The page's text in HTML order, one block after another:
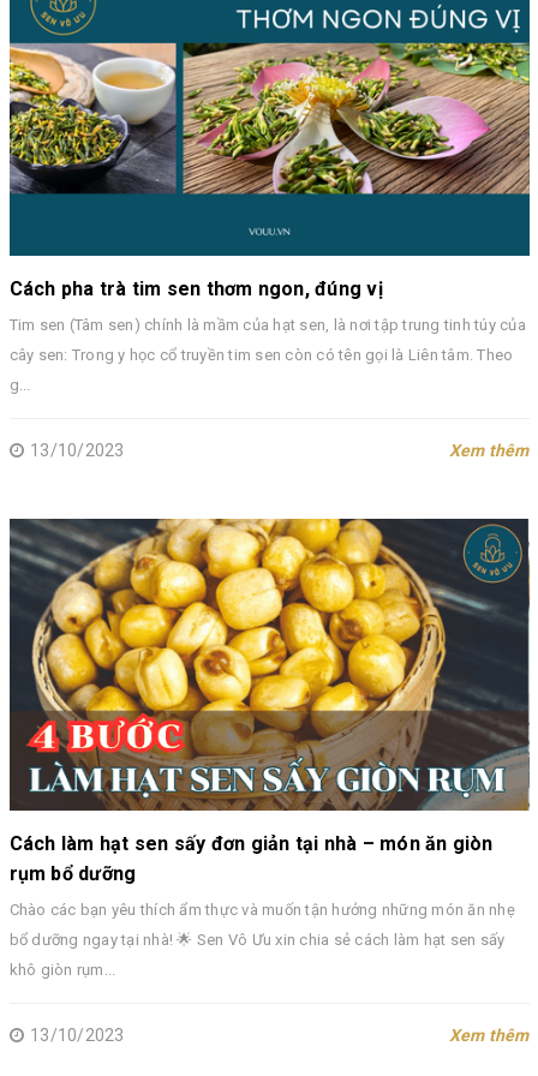
Cách pha trà tim sen thơm ngon, đúng vị
Tim sen (Tâm sen) chính là mầm của hạt sen, là nơi tập trung tinh túy của
cây sen: Trong y học cổ truyền tim sen còn có tên gọi là Liên tâm. Theo
g...
13/10/2023 Xem thêm
Cách làm hạt sen sấy đơn giản tại nhà – món ăn giòn
rụm bổ dưỡng
Chào các bạn yêu thích ẩm thực và muốn tận hưởng những món ăn nhẹ
bổ dưỡng ngay tại nhà! 🌟 Sen Vô Ưu xin chia sẻ cách làm hạt sen sấy
khô giòn rụm...
13/10/2023 Xem thêm